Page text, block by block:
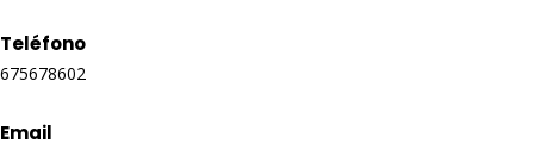
Teléfono
675678602
Email